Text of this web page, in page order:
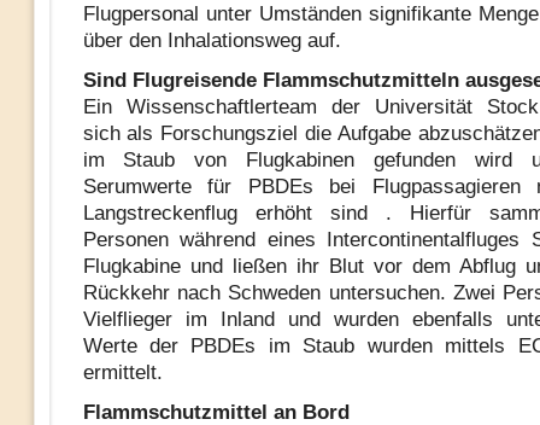
Flugpersonal unter Umständen signifikante
über den Inhalationsweg auf.
Sind Flugreisende Flammschutzmitteln
Ein Wissenschaftlerteam der Universität
sich als Forschungsziel die Aufgabe
im Staub von Flugkabinen gefunden wird
Serumwerte für PBDEs bei Flugpassagieren
Langstreckenflug erhöht sind . Hierfür
Personen während eines Intercontinentalfluges
Flugkabine und ließen ihr Blut vor dem Abflug
Rückkehr nach Schweden untersuchen. Zwei
Vielflieger im Inland und wurden ebenfalls
Werte der PBDEs im Staub wurden mittels
ermittelt.
Flammschutzmittel an Bord